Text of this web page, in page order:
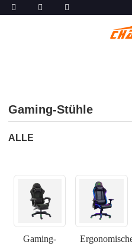
Gaming-Stühle
ALLE
Gaming-